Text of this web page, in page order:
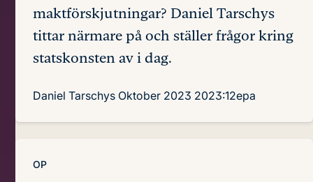
maktförskjutningar? Daniel Tarschys
tittar närmare på och ställer frågor kring
statskonsten av i dag.
Daniel Tarschys Oktober 2023 2023:12epa
OP